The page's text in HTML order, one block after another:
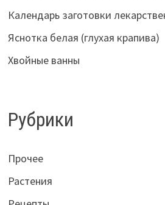
Календарь заготовки
Яснотка белая (глухая крапива)
Хвойные ванны
Рубрики
Прочее
Растения